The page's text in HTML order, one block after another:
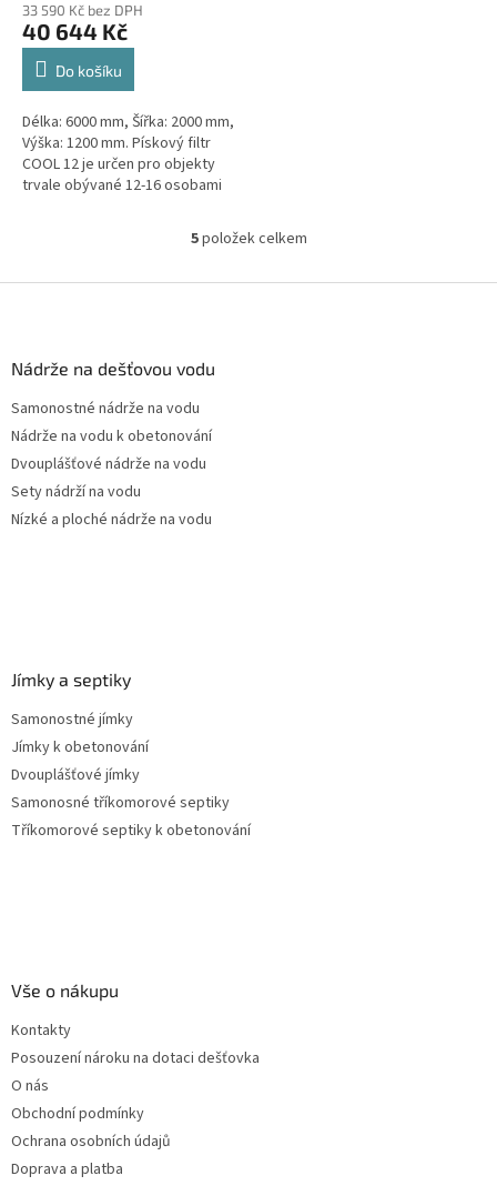
33 590 Kč bez DPH
40 644 Kč
Do košíku
Délka: 6000 mm, Šířka: 2000 mm,
Výška: 1200 mm. Pískový filtr
COOL 12 je určen pro objekty
trvale obývané 12-16 osobami
O
l
5položek celkem
Nádrže na dešťovou vodu
Samonostné nádrže na vodu
Nádrže na vodu k obetonování
Dvouplášťové nádrže na vodu
Sety nádrží na vodu
Nízké a ploché nádrže na vodu
Jímky a septiky
Samonostné jímky
Jímky k obetonování
Dvouplášťové jímky
Samonosné tříkomorové septiky
Tříkomorové septiky k obetonování
Vše o nákupu
Kontakty
Posouzení nároku na dotaci dešťovka
O nás
Obchodní podmínky
Ochrana osobních údajů
Doprava a platba